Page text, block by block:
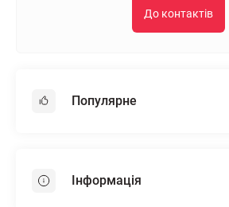
До контактів
Популярне
Пінопласт
Інформація